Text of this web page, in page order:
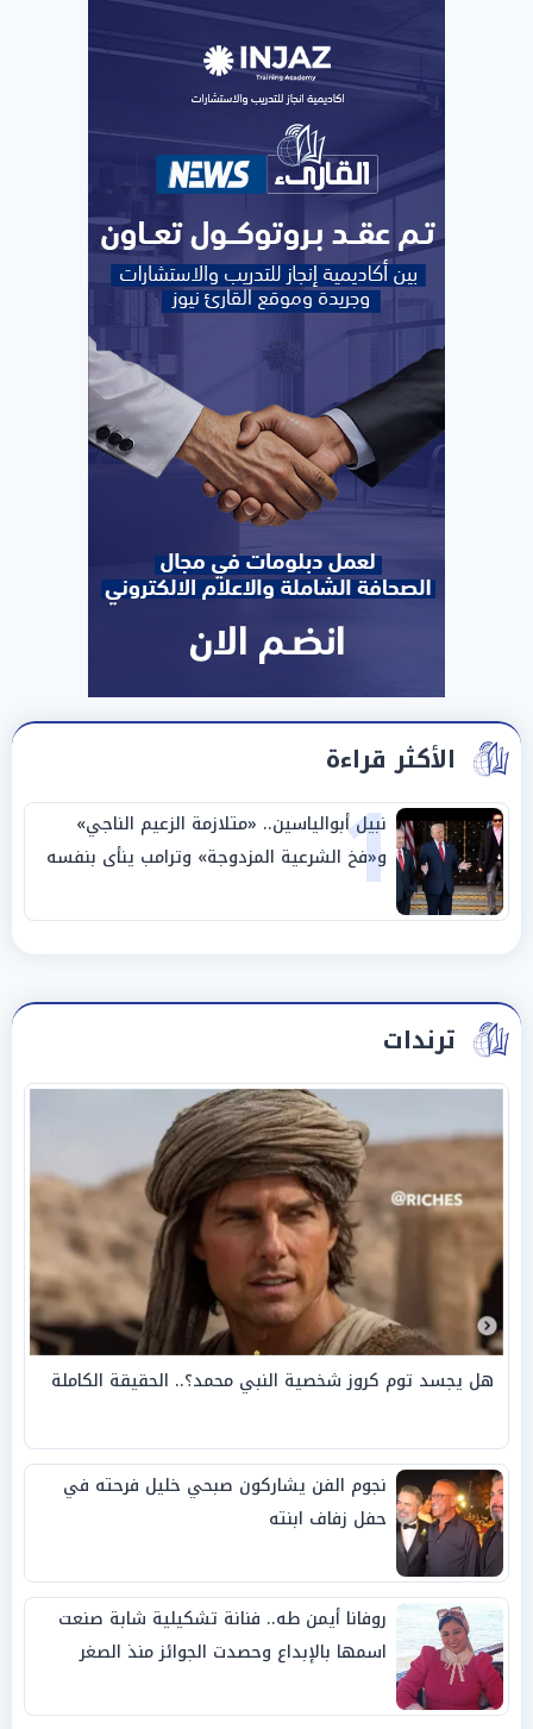
الأكثر قراءة
1
نبيل أبوالياسين.. «متلازمة الزعيم الناجي»
و«فخ الشرعية المزدوجة» وترامب ينأى بنفسه
وحليفه في «ميتم استراتيجي»
ترندات
هل يجسد توم كروز شخصية النبي محمد؟.. الحقيقة الكاملة
نجوم الفن يشاركون صبحي خليل فرحته في
حفل زفاف ابنته
روفانا أيمن طه.. فنانة تشكيلية شابة صنعت
اسمها بالإبداع وحصدت الجوائز منذ الصغر